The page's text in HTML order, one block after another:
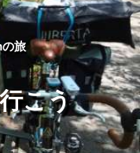
旅
こう